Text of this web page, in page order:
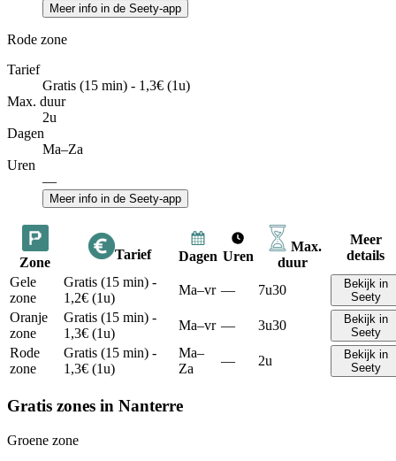
Meer info in de Seety-app
Rode zone
Tarief
Gratis (15 min) - 1,3€ (1u)
Max. duur
2u
Dagen
Ma–Za
Uren
—
Meer info in de Seety-app
Zone
Tarief Dagen Uren
Max.
duur
Meer
details
Gele
zone
Gratis (15 min) -
1,2€ (1u)
Ma–vr — 7u30
Bekijk in
Seety
Oranje
zone
Gratis (15 min) -
1,3€ (1u)
Ma–vr — 3u30
Bekijk in
Seety
Rode
zone
Gratis (15 min) -
1,3€ (1u)
Ma–
Za
— 2u
Bekijk in
Seety
Gratis zones in Nanterre
Groene zone